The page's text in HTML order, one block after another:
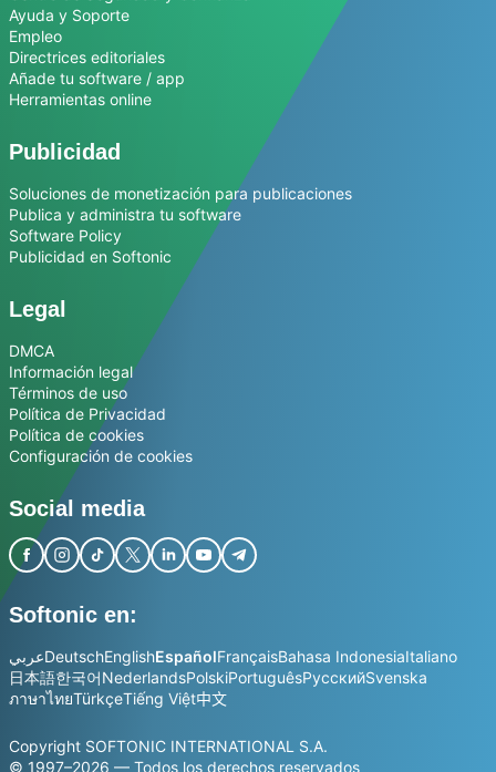
Ayuda y Soporte
Empleo
Directrices editoriales
Añade tu software / app
Herramientas online
Publicidad
Soluciones de monetización para publicaciones
Publica y administra tu software
Software Policy
Publicidad en Softonic
Legal
DMCA
Información legal
Términos de uso
Política de Privacidad
Política de cookies
Configuración de cookies
Social media
Softonic en:
عربيDeutschEnglishEspañolFrançaisBahasa IndonesiaItaliano
日本語한국어NederlandsPolskiPortuguêsРусскийSvenska
ภาษาไทยTürkçeTiếng Việt中文
Copyright SOFTONIC INTERNATIONAL S.A.
© 1997–2026 — Todos los derechos reservados